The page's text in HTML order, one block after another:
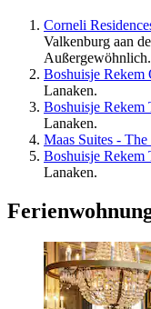
Corneli
Valkenburg aan
Außergewöhnlich.
Boshuisje Rekem
Lanaken.
Boshuisje Rekem
Lanaken.
Maas Suites -
Boshuisje Rekem
Lanaken.